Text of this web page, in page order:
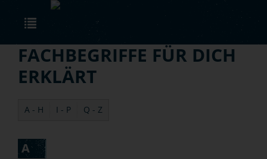
Skip to main content
FACHBEGRIFFE FÜR DICH
ERKLÄRT
A - H I - P Q - Z
A